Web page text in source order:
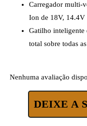
Carregador multi-
Ion de 18V, 14.4V
Gatilho inteligente
total sobre todas
Nenhuma avaliação
DEIXE A